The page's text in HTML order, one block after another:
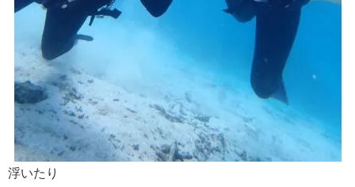
浮いたり